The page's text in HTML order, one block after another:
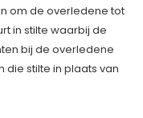
om de overledene tot
in stilte waarbij de
bij de overledene
die stilte in plaats van